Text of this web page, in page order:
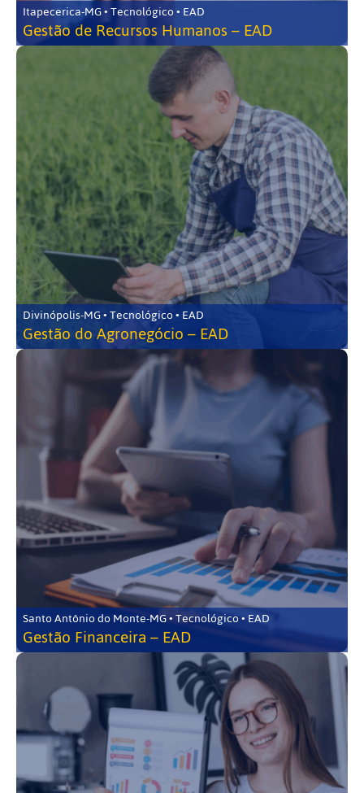
Itapecerica-MG • Tecnológico • EAD
Gestão de Recursos Humanos – EAD
Divinópolis-MG • Tecnológico • EAD
Gestão do Agronegócio – EAD
Santo Antônio do Monte-MG • Tecnológico • EAD
Gestão Financeira – EAD